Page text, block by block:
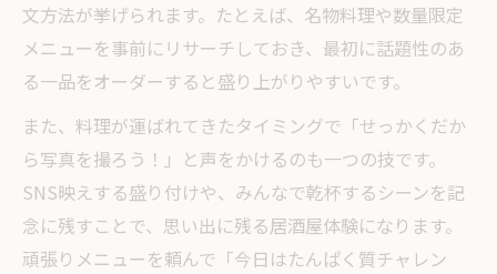
文方法が挙げられます。たとえば、名物料理や数量限定
メニューを事前にリサーチしておき、最初に話題性のあ
る一品をオーダーすると盛り上がりやすいです。
また、料理が運ばれてきたタイミングで「せっかくだか
ら写真を撮ろう！」と声をかけるのも一つの技です。
SNS映えする盛り付けや、みんなで乾杯するシーンを記
念に残すことで、思い出に残る居酒屋体験になります。
頑張りメニューを頼んで「今日はたんぱく質チャレン